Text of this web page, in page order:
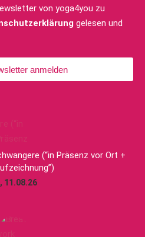
von yoga4you zu
gelesen und
anmelden
(“in Präsenz vor Ort +
11.08.26